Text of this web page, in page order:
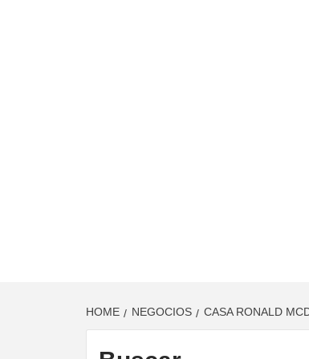
HOME NEGOCIOS CASA RONALD